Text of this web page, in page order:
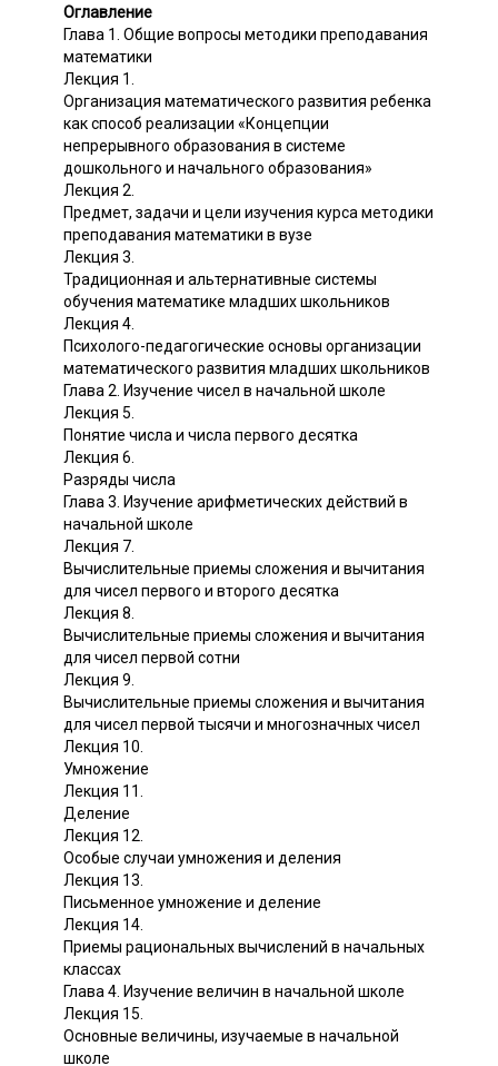
Оглавление
Глава 1. Общие вопросы методики преподавания
математики
Лекция 1.
Организация математического развития ребенка
как способ реализации «Концепции
непрерывного образования в системе
дошкольного и начального образования»
Лекция 2.
Предмет, задачи и цели изучения курса методики
преподавания математики в вузе
Лекция 3.
Традиционная и альтернативные системы
обучения математике младших школьников
Лекция 4.
Психолого-педагогические основы организации
математического развития младших школьников
Глава 2. Изучение чисел в начальной школе
Лекция 5.
Понятие числа и числа первого десятка
Лекция 6.
Разряды числа
Глава 3. Изучение арифметических действий в
начальной школе
Лекция 7.
Вычислительные приемы сложения и вычитания
для чисел первого и второго десятка
Лекция 8.
Вычислительные приемы сложения и вычитания
для чисел первой сотни
Лекция 9.
Вычислительные приемы сложения и вычитания
для чисел первой тысячи и многозначных чисел
Лекция 10.
Умножение
Лекция 11.
Деление
Лекция 12.
Особые случаи умножения и деления
Лекция 13.
Письменное умножение и деление
Лекция 14.
Приемы рациональных вычислений в начальных
классах
Глава 4. Изучение величин в начальной школе
Лекция 15.
Основные величины, изучаемые в начальной
школе